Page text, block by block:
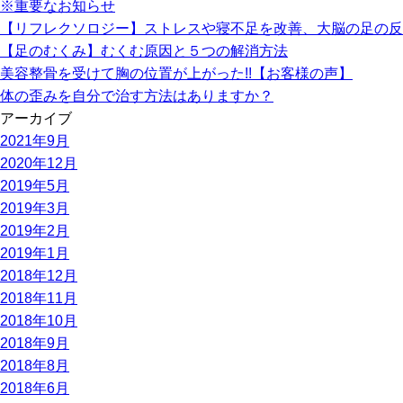
※重要なお知らせ
【リフレクソロジー】ストレスや寝不足を改善、大脳の足の
【足のむくみ】むくむ原因と５つの解消方法
美容整骨を受けて胸の位置が上がった!!【お客様の声】
体の歪みを自分で治す方法はありますか？
アーカイブ
2021年9月
2020年12月
2019年5月
2019年3月
2019年2月
2019年1月
2018年12月
2018年11月
2018年10月
2018年9月
2018年8月
2018年6月